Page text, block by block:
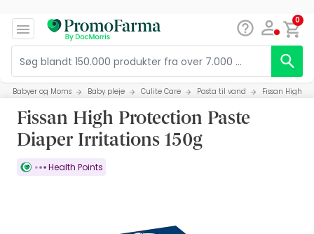
0
Babyer og Moms Baby pleje Culite Care Pasta til vand Fissan High
Fissan High Protection Paste
Diaper Irritations 150g
Health Points